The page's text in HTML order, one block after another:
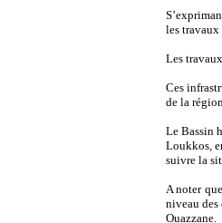
les travaux
Les
Ces
de la
Le Bassin
Loukkos,
suivre la
A noter
niveau
Ouazzane.